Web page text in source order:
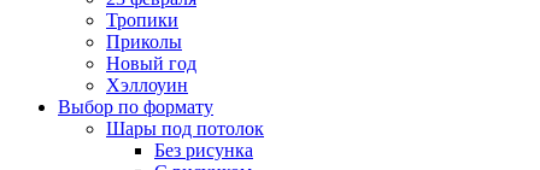
Тропики
Приколы
Новый год
Хэллоуин
Выбор по формату
Шары под потолок
Без рисунка